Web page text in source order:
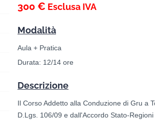
300 € Esclusa IVA
Modalità
Aula + Pratica
Durata: 12/14 ore
Descrizione
Il Corso Addetto alla Conduzione di Gru a
D.Lgs. 106/09 e dall'Accordo Stato-